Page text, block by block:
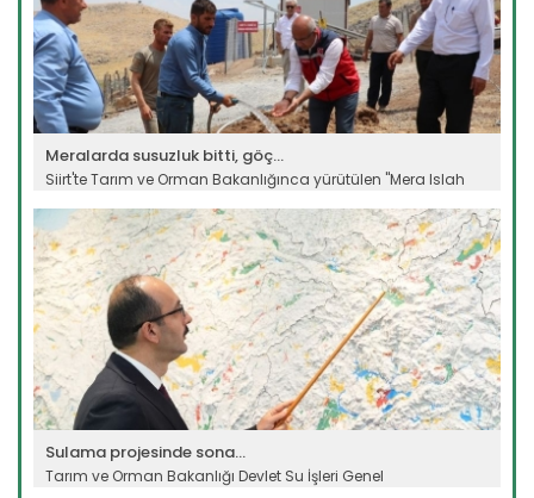
Meralarda susuzluk bitti, göç...
Siirt'te Tarım ve Orman Bakanlığınca yürütülen "Mera Islah
Devamını Oku ->
Sulama projesinde sona...
Tarım ve Orman Bakanlığı Devlet Su İşleri Genel